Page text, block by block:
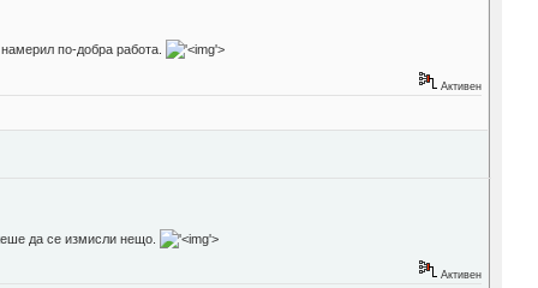
по-добра работа.
'>
Активен
да се измисли нещо.
'>
Активен